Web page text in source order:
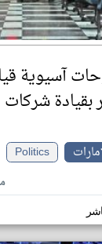
بقيادة
Politics